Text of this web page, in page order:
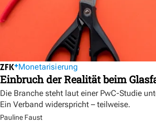
Monetarisierung
Einbruch der Realität beim
Die Branche steht laut einer PwC-Studie
Ein Verband widerspricht – teilweise.
Pauline Faust